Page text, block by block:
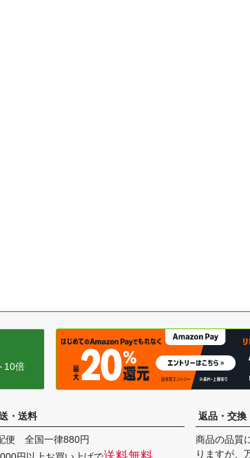
10倍
・送料
便 全国一律880円
返品・交換
商品の品質
りますが、